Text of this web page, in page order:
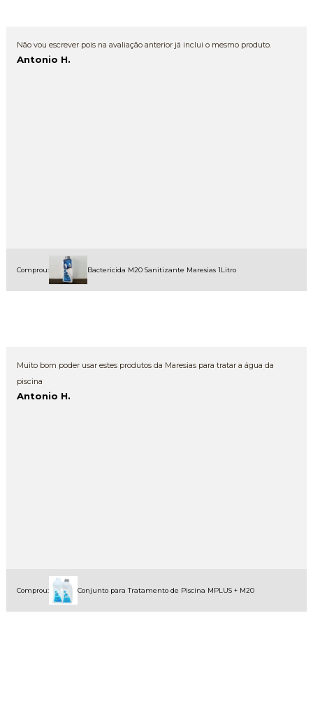
Não vou escrever pois na avaliação anterior já inclui o mesmo produto.
Antonio H.
Comprou: Bactericida M20 Sanitizante Maresias 1Litro
Muito bom poder usar estes produtos da Maresias para tratar a água da
piscina
Antonio H.
Comprou: Conjunto para Tratamento de Piscina MPLUS + M20